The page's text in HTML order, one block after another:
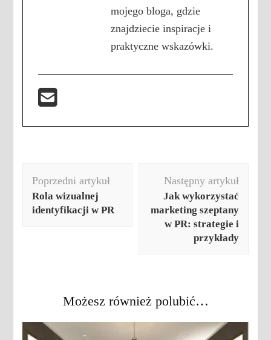
mojego bloga, gdzie
znajdziecie inspiracje i
praktyczne wskazówki.
wpisu
Poprzedni artykuł
Rola wizualnej
identyfikacji w PR
Następny artykuł
Jak wykorzystać
marketing szeptany
w PR: strategie i
przykłady
Możesz również polubić…